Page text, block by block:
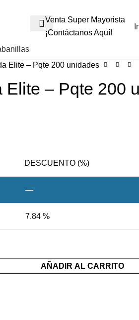
Venta Super Mayorista
¡Contáctanos Aquí!
Elite – Pqte 200 unidades
Elite – Pqte 200
DESCUENTO (%)
—
7.84 %
AÑADIR AL CARRITO